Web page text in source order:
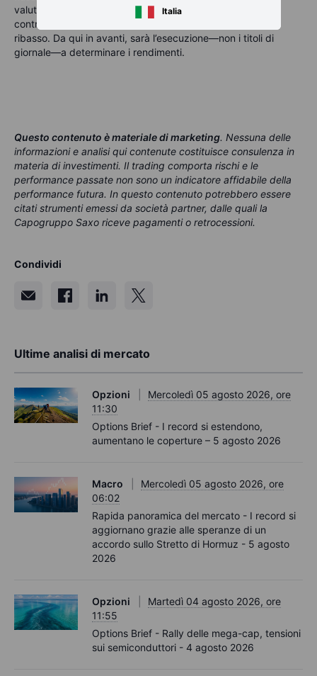
Italia
valutazione si sposterà verso i ritorni composti. In caso
contrario, il mercato continuerà a prezzare una corsa al
ribasso. Da qui in avanti, sarà l’esecuzione—non i titoli di
giornale—a determinare i rendimenti.
Questo contenuto è materiale di marketing. Nessuna delle
informazioni e analisi qui contenute costituisce consulenza in
materia di investimenti. Il trading comporta rischi e le
performance passate non sono un indicatore affidabile della
performance futura. In questo contenuto potrebbero essere
citati strumenti emessi da società partner, dalle quali la
Capogruppo Saxo riceve pagamenti o retrocessioni.
Condividi
Ultime analisi di mercato
Opzioni
Mercoledì 05 agosto 2026, ore
11:30
Options Brief - I record si estendono,
aumentano le coperture – 5 agosto 2026
Macro
Mercoledì 05 agosto 2026, ore
06:02
Rapida panoramica del mercato - I record si
aggiornano grazie alle speranze di un
accordo sullo Stretto di Hormuz - 5 agosto
2026
Opzioni
Martedì 04 agosto 2026, ore
11:55
Options Brief - Rally delle mega-cap, tensioni
sui semiconduttori - 4 agosto 2026